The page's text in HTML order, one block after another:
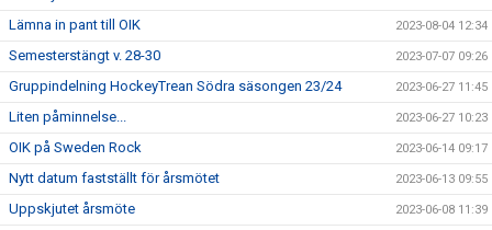
Lämna in pant till OIK 2023-08-04 12:34
Semesterstängt v. 28-30 2023-07-07 09:26
Gruppindelning HockeyTrean Södra säsongen 23/24 2023-06-27 11:45
Liten påminnelse... 2023-06-27 10:23
OIK på Sweden Rock 2023-06-14 09:17
Nytt datum fastställt för årsmötet 2023-06-13 09:55
Uppskjutet årsmöte 2023-06-08 11:39